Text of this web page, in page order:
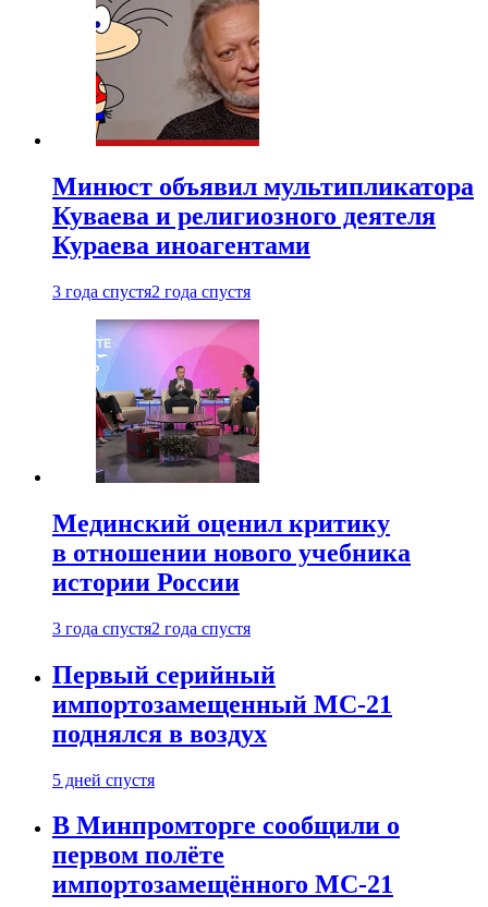
Минюст объявил мультипликатора
Куваева и религиозного деятеля
Кураева иноагентами
3 года спустя2 года спустя
Мединский оценил критику
в отношении нового учебника
истории России
3 года спустя2 года спустя
Первый серийный
импортозамещенный МС-21
поднялся в воздух
5 дней спустя
В Минпромторге сообщили о
первом полёте
импортозамещённого МС-21